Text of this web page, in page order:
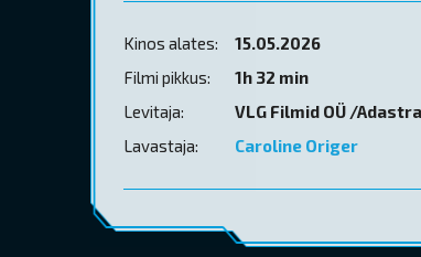
Kinos alates:
15.05.2026
Filmi pikkus:
1h 32 min
Levitaja:
VLG Filmid OÜ /
Lavastaja:
Caroline Origer